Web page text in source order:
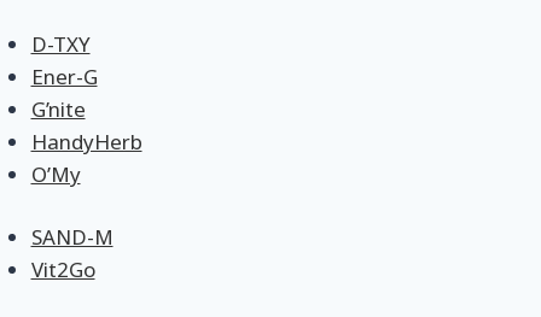
D-TXY
Ener-G
G’nite
HandyHerb
O’My
SAND-M
Vit2Go